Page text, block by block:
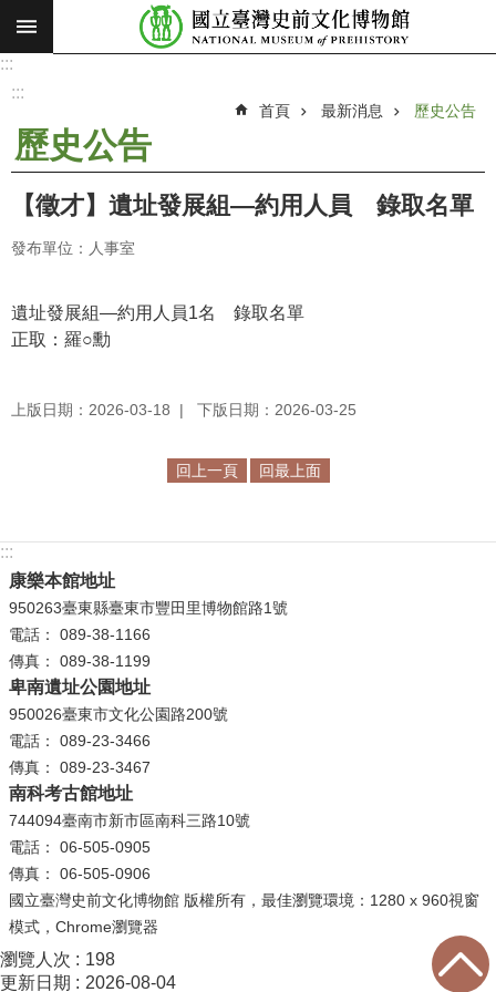
跳到主要內容區塊
搜
願
景
使
命
新
消
參
探
索
認
識
我
們
便
民
服
務
性
平
:::
:::
首頁 最新消息 歷史公告
歷史公告
【徵才】遺址發展組—約用人員 錄取名單
發布單位：人事室
遺址發展組—約用人員1名 錄取名單
正取：羅○勳
上版日期：2026-03-18 下版日期：2026-03-25
回上一頁 回最上面
:::
康樂本館地址
950263臺東縣臺東市豐田里博物館路1號
電話： 089-38-1166
傳真： 089-38-1199
卑南遺址公園地址
950026臺東市文化公園路200號
電話： 089-23-3466
傳真： 089-23-3467
南科考古館地址
744094臺南市新市區南科三路10號
電話： 06-505-0905
傳真： 06-505-0906
國立臺灣史前文化博物館 版權所有，最佳瀏覽環境：1280 x 960視窗
模式，Chrome瀏覽器
瀏覽人次
198
更新日期
2026-08-04